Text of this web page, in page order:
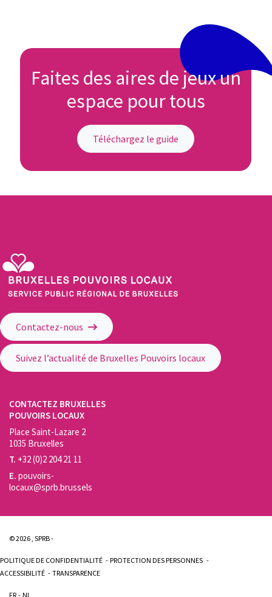
Faites des aires de jeux un
espace pour tous
Téléchargez le guide
Contactez-nous
Suivez l’actualité de Bruxelles Pouvoirs locaux
CONTACTEZ BRUXELLES
POUVOIRS LOCAUX
Place Saint-Lazare 2
1035 Bruxelles
T. +32 (0)2 204 21 11
E. pouvoirs-
locaux@sprb.brussels
© 2026 , SPRB -
POLITIQUE DE CONFIDENTIALITÉ
PROTECTION DES PERSONNES
ACCESSIBILITÉ
TRANSPARENCE
FR NL